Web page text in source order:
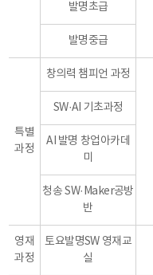
발명초급
발명중급
특별
과정
창의력 챔피언 과정
SW·AI 기초과정
AI 발명 창업아카데
미
청송 SW·Maker공방
반
영재
과정
토요발명SW 영재교
실